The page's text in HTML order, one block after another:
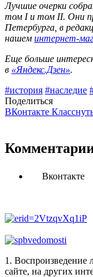
Лучшие очерки
том I и том II. Они
Петербурга, в
нашем интернет-
Еще больше
в «Яндекс.Дзен».
#история #наследие
Поделиться
ВКонтакте
Вконтакте
1. Воспроизведение
сайте, на других